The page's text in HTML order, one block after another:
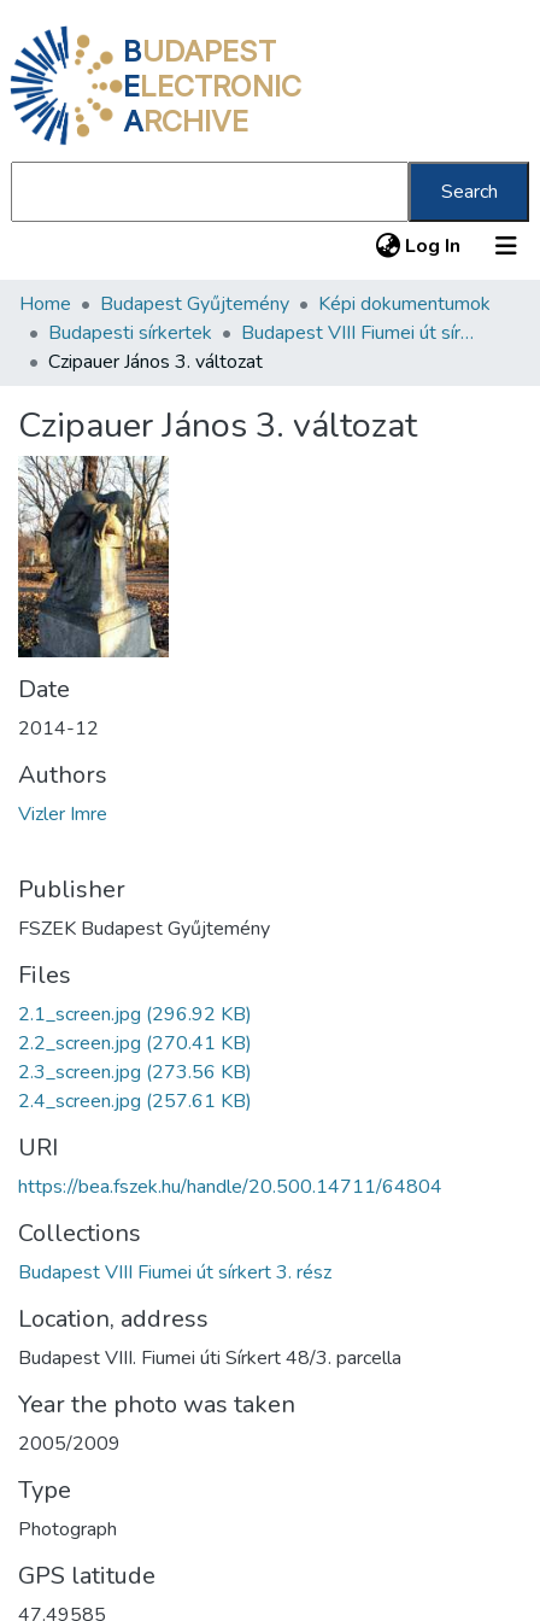
BUDAPEST
ELECTRONIC
ARCHIVE
Search
Log In (current)
Communities & Collections
All of DSpace
About us
Home Budapest Gyűjtemény
Képi dokumentumok
Budapesti sírkertek
Budapest VIII Fiumei út sírkert 3. rész
Czipauer János 3. változat
Czipauer János 3. változat
Date
2014-12
Authors
Vizler Imre
Publisher
FSZEK Budapest Gyűjtemény
Files
2.1_screen.jpg (296.92 KB)
2.2_screen.jpg (270.41 KB)
2.3_screen.jpg (273.56 KB)
2.4_screen.jpg (257.61 KB)
URI
https://bea.fszek.hu/handle/20.500.14711/64804
Collections
Budapest VIII Fiumei út sírkert 3. rész
Location, address
Budapest VIII. Fiumei úti Sírkert 48/3. parcella
Year the photo was taken
2005/2009
Type
Photograph
GPS latitude
47.49585